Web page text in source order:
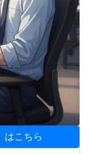
はこちら